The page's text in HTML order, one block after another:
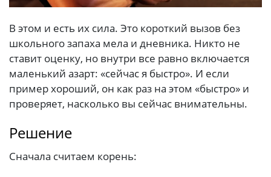
В этом и есть их сила. Это короткий вызов без
школьного запаха мела и дневника. Никто не
ставит оценку, но внутри все равно включается
маленький азарт: «сейчас я быстро». И если
пример хороший, он как раз на этом «быстро» и
проверяет, насколько вы сейчас внимательны.
Решение
Сначала считаем корень: